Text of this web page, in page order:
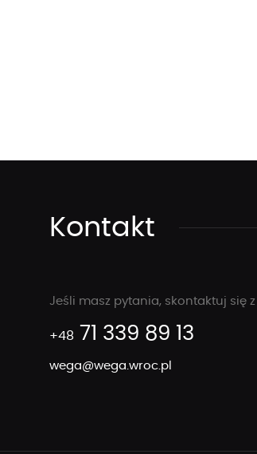
Kontakt
Jeśli masz pytania, skontaktuj się
+48 71 339 89 13
wega@wega.wroc.pl